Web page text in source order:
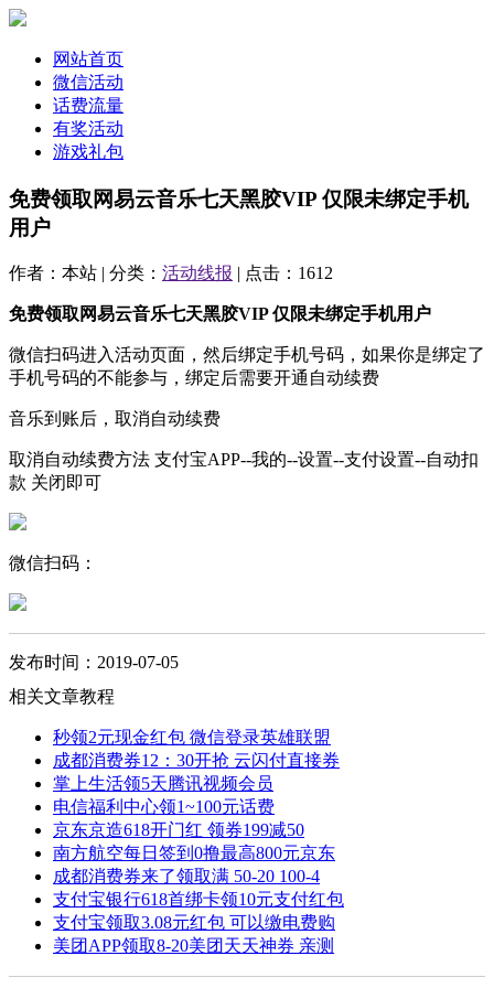
网站首页
微信活动
话费流量
有奖活动
游戏礼包
免费领取网易云音乐七天黑胶VIP 仅限未绑定手机
用户
作者：本站 | 分类： 活动线报 | 点击：1612
免费领取网易云音乐七天黑胶VIP 仅限未绑定手机用户
微信扫码进入活动页面，然后绑定手机号码，如果你是绑定了
手机号码的不能参与，绑定后需要开通自动续费
音乐到账后，取消自动续费
取消自动续费方法 支付宝APP--我的--设置--支付设置--自动扣
款 关闭即可
微信扫码：
发布时间：2019-07-05
相关文章教程
秒领2元现金红包 微信登录英雄联盟
成都消费券12：30开抢 云闪付直接券
掌上生活领5天腾讯视频会员
电信福利中心领1~100元话费
京东京造618开门红 领券199减50
南方航空每日签到0撸最高800元京东
成都消费券来了领取满 50-20 100-4
支付宝银行618首绑卡领10元支付红包
支付宝领取3.08元红包 可以缴电费购
美团APP领取8-20美团天天神券 亲测